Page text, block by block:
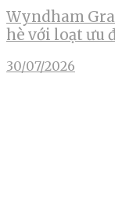
Wyndham
hè với loạt ưu
30/07/2026